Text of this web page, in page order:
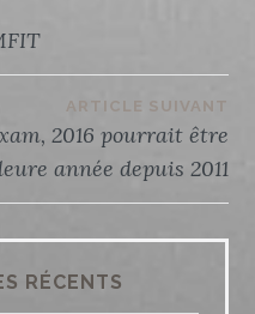
ARTICLE SUIVANT
2016 pourrait être
année depuis 2011
RÉCENTS